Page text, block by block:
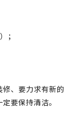
；
、要力求有新的
要保持清洁。